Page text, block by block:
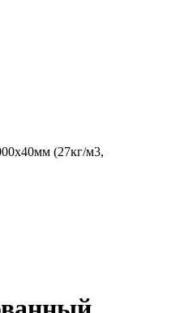
(27кг/м3,